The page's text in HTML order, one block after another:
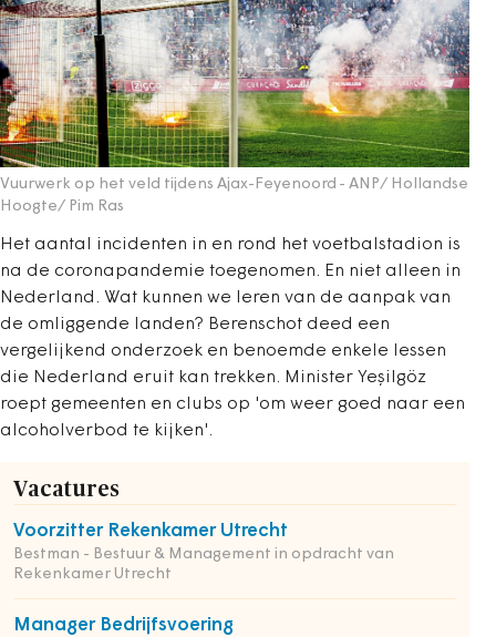
Vuurwerk op het veld tijdens Ajax-Feyenoord - ANP/ Hollandse
Hoogte/ Pim Ras
Het aantal incidenten in en rond het voetbalstadion is
na de coronapandemie toegenomen. En niet alleen in
Nederland. Wat kunnen we leren van de aanpak van
de omliggende landen? Berenschot deed een
vergelijkend onderzoek en benoemde enkele lessen
die Nederland eruit kan trekken. Minister Yeșilgöz
roept gemeenten en clubs op 'om weer goed naar een
alcoholverbod te kijken'.
Vacatures
Voorzitter Rekenkamer Utrecht
Bestman - Bestuur & Management in opdracht van
Rekenkamer Utrecht
Manager Bedrijfsvoering